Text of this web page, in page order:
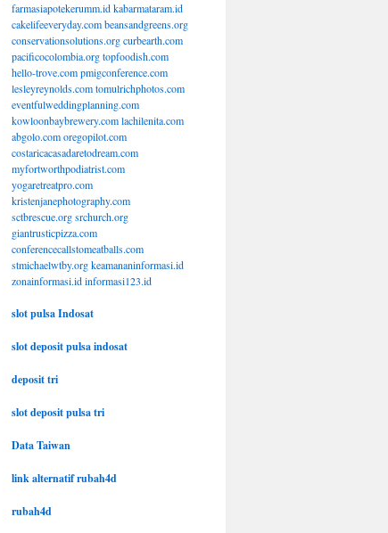
farmasiapotekerumm.idkabarmataram.id
cakelifeeveryday.combeansandgreens.org
conservationsolutions.orgcurbearth.com
pacificocolombia.orgtopfoodish.com
hello-trove.compmigconference.com
lesleyreynolds.comtomulrichphotos.com
eventfulweddingplanning.com
kowloonbaybrewery.comlachilenita.com
abgolo.comoregopilot.com
costaricacasadaretodream.com
myfortworthpodiatrist.com
yogaretreatpro.com
kristenjanephotography.com
sctbrescue.orgsrchurch.org
giantrusticpizza.com
conferencecallstomeatballs.com
stmichaelwtby.orgkeamananinformasi.id
zonainformasi.idinformasi123.id
slot pulsa Indosat
slot deposit pulsa indosat
deposit tri
slot deposit pulsa tri
Data Taiwan
link alternatif rubah4d
rubah4d